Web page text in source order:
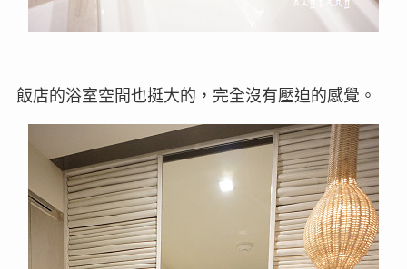
飯店的浴室空間也挺大的，完全沒有壓迫的感覺。